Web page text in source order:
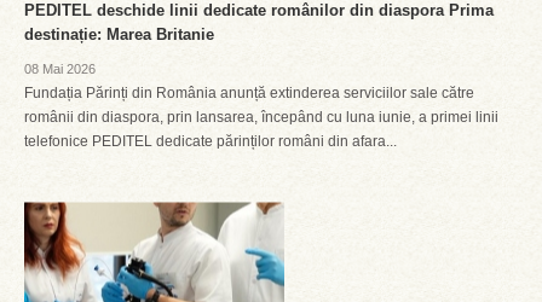
PEDITEL deschide linii dedicate românilor din diaspora Prima
destinație: Marea Britanie
08 Mai 2026
Fundația Părinți din România anunță extinderea serviciilor sale către
românii din diaspora, prin lansarea, începând cu luna iunie, a primei linii
telefonice PEDITEL dedicate părinților români din afara...